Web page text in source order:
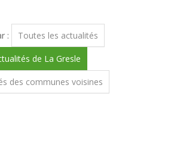
: Toutes les actualités
de La Gresle
des communes voisines